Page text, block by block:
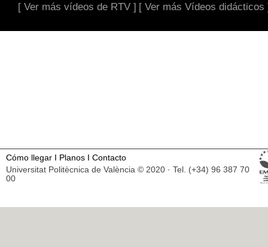
[ Ver más vídeos de RTV ] [ Ver más Vídeos didácticos
Cómo llegar I Planos I Contacto
Universitat Politècnica de València © 2020 · Tel. (+34) 96 387 70
00